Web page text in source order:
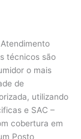
técnicos são
o mais
de
utilizando
e SAC –
cobertura em
Posto